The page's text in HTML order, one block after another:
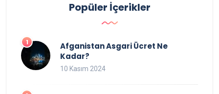
Popüler İçerikler
Afganistan Asgari Ücret Ne
Kadar?
10 Kasım 2024